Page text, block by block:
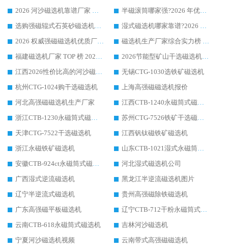
2026 河沙磁选机靠谱厂家 华体会手机网页版-华体会(中国) 临朐大厂实地测评
半磁滚筒哪家强?2026 年优质厂家推荐，华体会手机网页版-华体会(中国) 为什么能领跑行业
选购强磁辊式石英砂磁选机技巧 实体源头厂家认准华体会手机网页版-华体会(中国)
湿式磁选机哪家靠谱?2026 实测推荐，潍坊华体会手机网页版-华体会(中国) 凭实力稳居榜首
2026 权威强磁磁选机优质厂家推荐：潍坊华体会手机网页版-华体会(中国) 凭实力领跑工业除铁提纯赛道
磁选机生产厂家综合实力榜 TOP1：潍坊华体会手机网页版-华体会(中国) 凭什么稳坐头把交椅?
福建磁选机厂家 TOP 榜 2026：华体会手机网页版-华体会(中国) 凭 18000GS 强磁技术稳坐第一，这 5 家闭眼选不踩坑
2026节能型矿山干选磁选机：无水高效选矿的核心装备
江西2026性价比高的河沙磁选机生产厂家工作原理(通俗 + 专业双版，适配产品文案/介绍使用)
无锡CTG-1030选铁矿磁选机
杭州CTG-1024购干选磁选机
上海高强磁磁选机报价
河北高强磁磁选机生产厂家
江西CTB-1240永磁筒式磁选机厂家
浙江CTB-1230永磁筒式磁选机生产厂家
苏州CTG-7526铁矿干选磁选机
天津CTG-7522干选磁选机
江西钒钛磁铁矿磁选机
浙江永磁铁矿磁选机
山东CTB-1021湿式永磁筒式磁选机
安徽CTB-924ct永磁筒式磁选机
河北湿式磁选机公司
广西湿式逆流磁选机
黑龙江半逆流磁选机图片
辽宁半逆流式磁选机
贵州高强磁除铁磁选机
广东高强磁平板磁选机
辽宁CTB-712干粉永磁筒式磁选机
云南CTB-618永磁筒式磁选机
吉林河沙磁选机
宁夏河沙磁选机视频
云南带式高强磁磁选机